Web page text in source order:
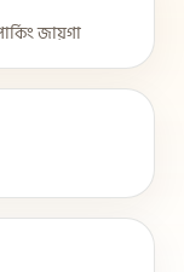
জায়গা